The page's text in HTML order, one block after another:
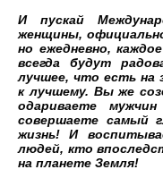
И пускай
женщины,
но ежедневно,
всегда будут
лучшее, что есть на
к лучшему. Вы же
одариваете
совершаете самый
жизнь! И
людей, кто
на планете Земля!